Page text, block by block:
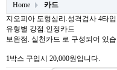
Home
카드
지오피아 도형심리.성격검사 4타입
유형별 강점.인정카드
보완점. 실천카드 로 구성되어 있습
1박스 구입시 20,000원입니다.